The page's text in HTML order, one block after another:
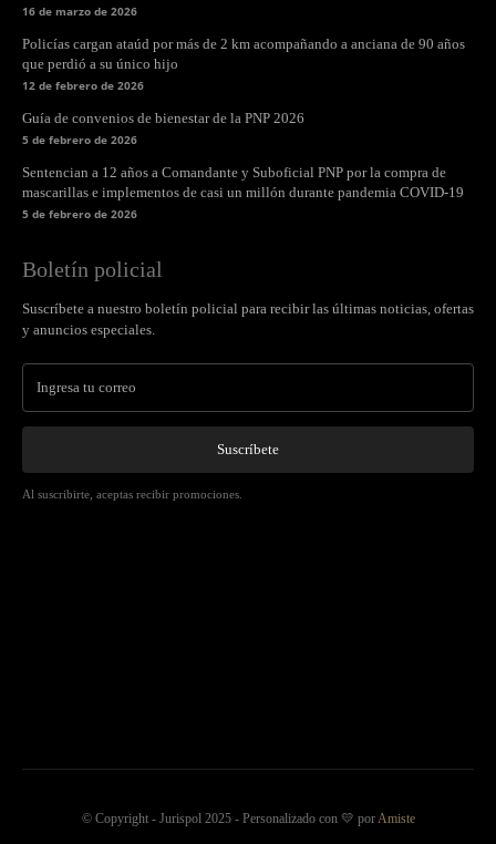
16 de marzo de 2026
Policías cargan ataúd por más de 2 km acompañando a anciana de 90 años
que perdió a su único hijo
12 de febrero de 2026
Guía de convenios de bienestar de la PNP 2026
5 de febrero de 2026
Sentencian a 12 años a Comandante y Suboficial PNP por la compra de
mascarillas e implementos de casi un millón durante pandemia COVID-19
5 de febrero de 2026
Boletín policial
Suscríbete a nuestro boletín policial para recibir las últimas noticias, ofertas
y anuncios especiales.
Suscríbete
Al suscribirte, aceptas recibir promociones.
© Copyright - Jurispol 2025 - Personalizado con 💛 porAmiste